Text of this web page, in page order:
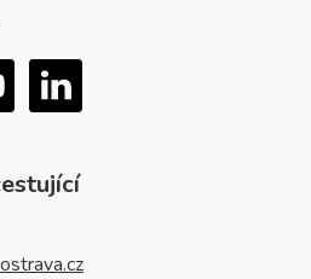
YouTubeLinkedIn